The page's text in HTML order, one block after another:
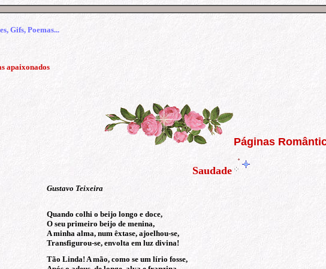
Gifs, Poemas...
apaixonados
Páginas
Saudade
Gustavo Teixeira
Quando colhi o beijo longo e doce,
O seu primeiro beijo de menina,
A minha alma, num êxtase, ajoelhou-se,
Transfigurou-se, envolta em luz divina!
Tão Linda! A mão, como se um lírio fosse,